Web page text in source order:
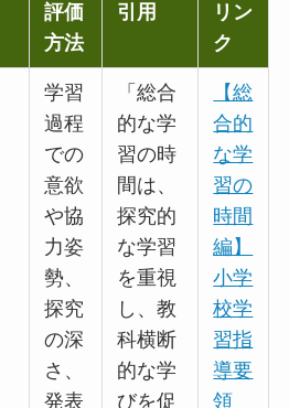
評価
方法
引用
リン
ク
学習
過程
での
意欲
や協
力姿
勢、
探究
の深
さ、
発表
「総合
的な学
習の時
間は、
探究的
な学習
を重視
し、教
科横断
的な学
びを促
【総
合的
な学
習の
時間
編】
小学
校学
習指
導要
領